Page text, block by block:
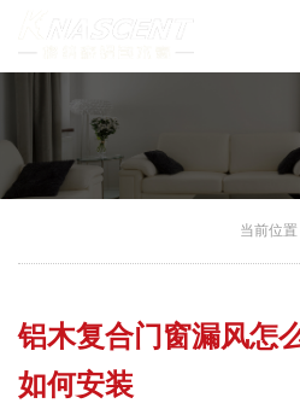
当前位置
铝木复合门窗漏风怎
如何安装